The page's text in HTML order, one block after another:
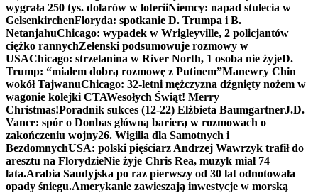
wygrała 250 tys. dolarów w loteriiNiemcy: napad stulecia w
GelsenkirchenFloryda: spotkanie D. Trumpa i B.
NetanjahuChicago: wypadek w Wrigleyville, 2 policjantów
ciężko rannychZełenski podsumowuje rozmowy w
USAChicago: strzelanina w River North, 1 osoba nie żyjeD.
Trump: “miałem dobrą rozmowę z Putinem”Manewry Chin
wokół TajwanuChicago: 32-letni mężczyzna dźgnięty nożem w
wagonie kolejki CTAWesołych Świąt! Merry
Christmas!Poradnik sukces (12-22) Elżbieta BaumgartnerJ.D.
Vance: spór o Donbas główną barierą w rozmowach o
zakończeniu wojny26. Wigilia dla Samotnych i
BezdomnychUSA: polski pięściarz Andrzej Wawrzyk trafił do
aresztu na FlorydzieNie żyje Chris Rea, muzyk miał 74
lata.Arabia Saudyjska po raz pierwszy od 30 lat odnotowała
opady śniegu.Amerykanie zawieszają inwestycje w morską